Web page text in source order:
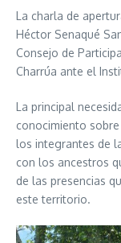
La charla de
Héctor Senaqué
Consejo de
Charrúa ante el
La principal
conocimiento
los integrantes de
con los ancestros
de las presencias
este territorio.